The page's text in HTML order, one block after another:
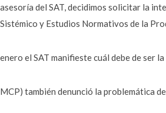
del SAT, decidimos solicitar la
y Estudios Normativos de la
el SAT manifieste cuál debe de ser
también denunció la problemática